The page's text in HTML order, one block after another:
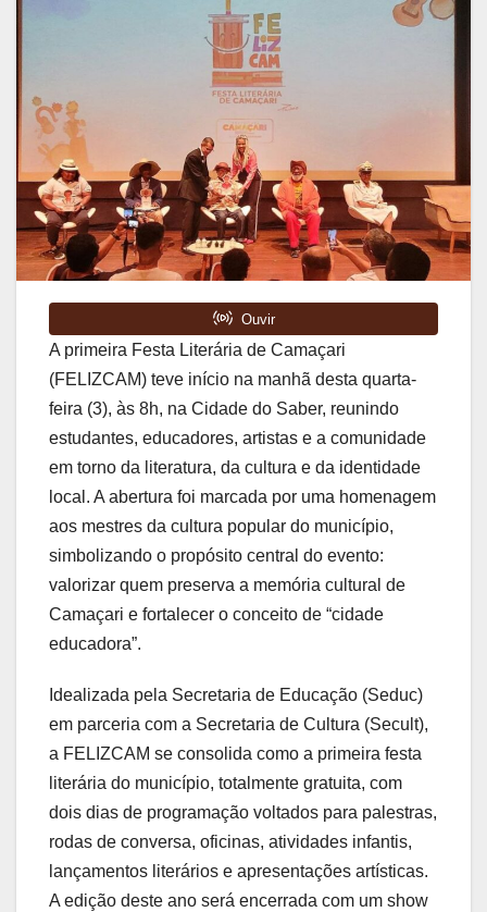
A primeira Festa Literária de Camaçari
(FELIZCAM) teve início na manhã desta quarta-
feira (3), às 8h, na Cidade do Saber, reunindo
estudantes, educadores, artistas e a comunidade
em torno da literatura, da cultura e da identidade
local. A abertura foi marcada por uma homenagem
aos mestres da cultura popular do município,
simbolizando o propósito central do evento:
valorizar quem preserva a memória cultural de
Camaçari e fortalecer o conceito de “cidade
educadora”.
Idealizada pela Secretaria de Educação (Seduc)
em parceria com a Secretaria de Cultura (Secult),
a FELIZCAM se consolida como a primeira festa
literária do município, totalmente gratuita, com
dois dias de programação voltados para palestras,
rodas de conversa, oficinas, atividades infantis,
lançamentos literários e apresentações artísticas.
A edição deste ano será encerrada com um show